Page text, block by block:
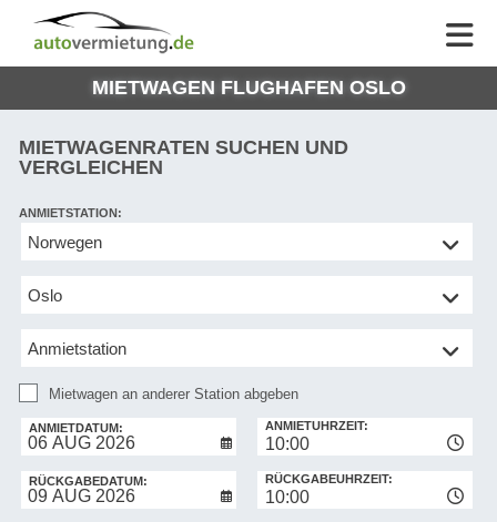
AUTOVERMIETUNG
AUTO
EUROPE
AUTOVERMIETUNG
HILFE
MIETWAGEN FLUGHAFEN OSLO
MIETWAGENRATEN SUCHEN UND
VERGLEICHEN
Mietwagen
anderer
ANMIETSTATION:
Mietwagen an anderer Station abgeben
ANMIETDATUM:
10:00
ANMIETUHRZEIT:
RÜCKGABEDATUM:
10:00
RÜCKGABEUHRZEIT: